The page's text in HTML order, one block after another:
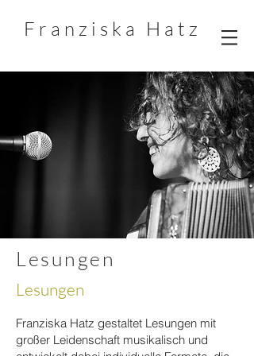
F r a n z i s k a H a t z
Lesungen
Lesungen
Franziska Hatz gestaltet Lesungen mit
großer Leidenschaft musikalisch und